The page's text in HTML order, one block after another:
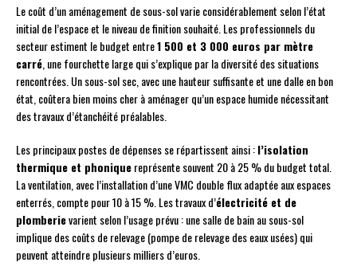
Le coût d’un aménagement de sous-sol varie considérablement selon l’état
initial de l’espace et le niveau de finition souhaité. Les professionnels du
secteur estiment le budget entre1 500 et 3 000 euros par mètre
carré , une fourchette large qui s’explique par la diversité des situations
rencontrées. Un sous-sol sec, avec une hauteur suffisante et une dalle en bon
état, coûtera bien moins cher à aménager qu’un espace humide nécessitant
des travaux d’étanchéité préalables.
Les principaux postes de dépenses se répartissent ainsi :l’isolation
thermique et phoniquereprésente souvent 20 à 25 % du budget total.
La ventilation, avec l’installation d’une VMC double flux adaptée aux espaces
enterrés, compte pour 10 à 15 %. Les travaux d’électricité et de
plomberievarient selon l’usage prévu : une salle de bain au sous-sol
implique des coûts de relevage (pompe de relevage des eaux usées) qui
peuvent atteindre plusieurs milliers d’euros.